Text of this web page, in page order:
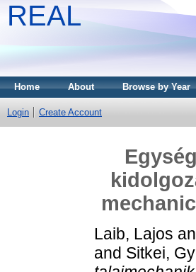
REAL
Home About Browse by Year
Login Create Account
Laib, Lajos
and Sitkei,